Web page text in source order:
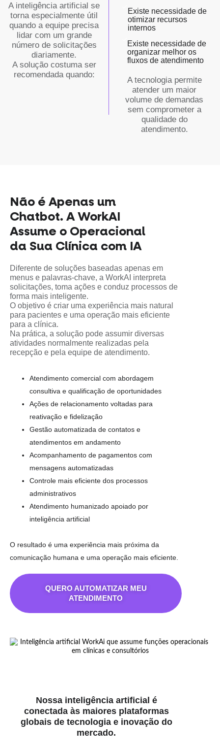
A inteligência artificial se
torna especialmente útil
quando a equipe precisa
lidar com um grande
número de solicitações
diariamente.
A solução costuma ser
recomendada quando:
Existe necessidade de
otimizar recursos
internos
Existe necessidade de
organizar melhor os
fluxos de atendimento
A tecnologia permite
atender um maior
volume de demandas
sem comprometer a
qualidade do
atendimento.
Não é Apenas um
Chatbot. A WorkAI
Assume o Operacional
da Sua Clínica com IA
Diferente de soluções baseadas apenas em
menus e palavras-chave, a WorkAI interpreta
solicitações, toma ações e conduz processos de
forma mais inteligente.
O objetivo é criar uma experiência mais natural
para pacientes e uma operação mais eficiente
para a clínica.
Na prática, a solução pode assumir diversas
atividades normalmente realizadas pela
recepção e pela equipe de atendimento.
Atendimento comercial com abordagem
consultiva e qualificação de oportunidades
Ações de relacionamento voltadas para
reativação e fidelização
Gestão automatizada de contatos e
atendimentos em andamento
Acompanhamento de pagamentos com
mensagens automatizadas
Controle mais eficiente dos processos
administrativos
Atendimento humanizado apoiado por
inteligência artificial
O resultado é uma experiência mais próxima da
comunicação humana e uma operação mais eficiente.
QUERO AUTOMATIZAR MEU
ATENDIMENTO
Nossa inteligência artificial é
conectada às maiores plataformas
globais de tecnologia e inovação do
mercado.